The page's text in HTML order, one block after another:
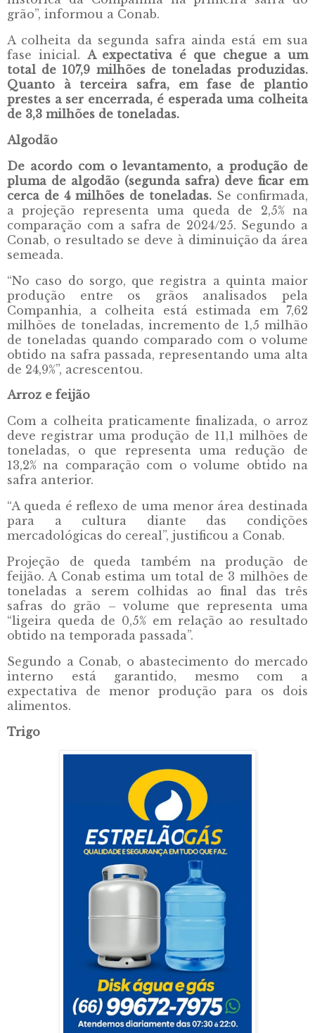
grão”, informou a Conab.
A colheita da segunda safra ainda está em sua
fase inicial. A expectativa é que chegue a um
total de 107,9 milhões de toneladas produzidas.
Quanto à terceira safra, em fase de plantio
prestes a ser encerrada, é esperada uma colheita
de 3,3 milhões de toneladas.
Algodão
De acordo com o levantamento, a produção de
pluma de algodão (segunda safra) deve ficar em
cerca de 4 milhões de toneladas. Se confirmada,
a projeção representa uma queda de 2,5% na
comparação com a safra de 2024/25. Segundo a
Conab, o resultado se deve à diminuição da área
semeada.
“No caso do sorgo, que registra a quinta maior
produção entre os grãos analisados pela
Companhia, a colheita está estimada em 7,62
milhões de toneladas, incremento de 1,5 milhão
de toneladas quando comparado com o volume
obtido na safra passada, representando uma alta
de 24,9%”, acrescentou.
Arroz e feijão
Com a colheita praticamente finalizada, o arroz
deve registrar uma produção de 11,1 milhões de
toneladas, o que representa uma redução de
13,2% na comparação com o volume obtido na
safra anterior.
“A queda é reflexo de uma menor área destinada
para a cultura diante das condições
mercadológicas do cereal”, justificou a Conab.
Projeção de queda também na produção de
feijão. A Conab estima um total de 3 milhões de
toneladas a serem colhidas ao final das três
safras do grão – volume que representa uma
“ligeira queda de 0,5% em relação ao resultado
obtido na temporada passada”.
Segundo a Conab, o abastecimento do mercado
interno está garantido, mesmo com a
expectativa de menor produção para os dois
alimentos.
Trigo